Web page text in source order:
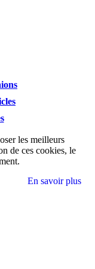
les meilleurs
de ces cookies, le
En savoir plus